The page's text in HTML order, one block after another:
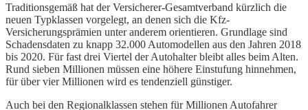
Traditionsgemäß hat der Versicherer-Gesamtverband kürzlich die
neuen Typklassen vorgelegt, an denen sich die Kfz-
Versicherungsprämien unter anderem orientieren. Grundlage sind
Schadensdaten zu knapp 32.000 Automodellen aus den Jahren 2018
bis 2020. Für fast drei Viertel der Autohalter bleibt alles beim Alten.
Rund sieben Millionen müssen eine höhere Einstufung hinnehmen,
für über vier Millionen wird es tendenziell günstiger.
Auch bei den Regionalklassen stehen für Millionen Autofahrer